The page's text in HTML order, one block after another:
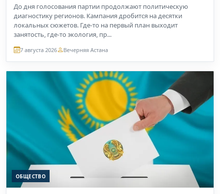
До дня голосования партии продолжают политическую
диагностику регионов. Кампания дробится на десятки
локальных сюжетов. Где-то на первый план выходит
занятость, где-то экология, пр...
7 августа 2026 Вечерняя Астана
ОБЩЕСТВО